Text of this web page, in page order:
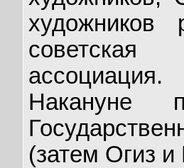
советская
ассоциация.
Накануне
(затем Огиз и